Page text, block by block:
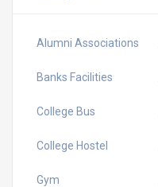
Alumni Associations
Banks Facilities
College Bus
College Hostel
Gym